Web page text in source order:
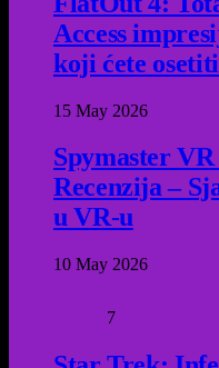
Access
koji ćete
15 May 2026
Spymaster
Recenzija –
u VR-u
10 May 2026
7